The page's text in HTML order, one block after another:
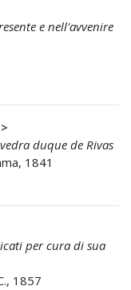
e nell'avvenire
duque de Rivas
1841
per cura di sua
1857